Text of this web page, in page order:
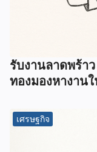
รับงานลาดพร้า
ทองมองหางาน
เศรษฐกิจ